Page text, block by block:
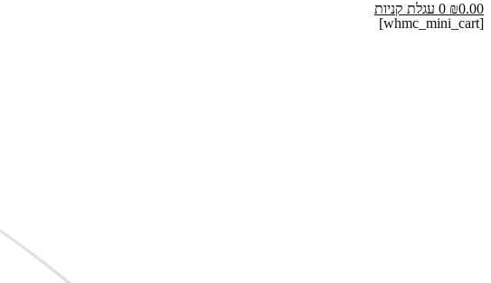
₪0.00
0 עגלת קניות
[whmc_mini_cart]